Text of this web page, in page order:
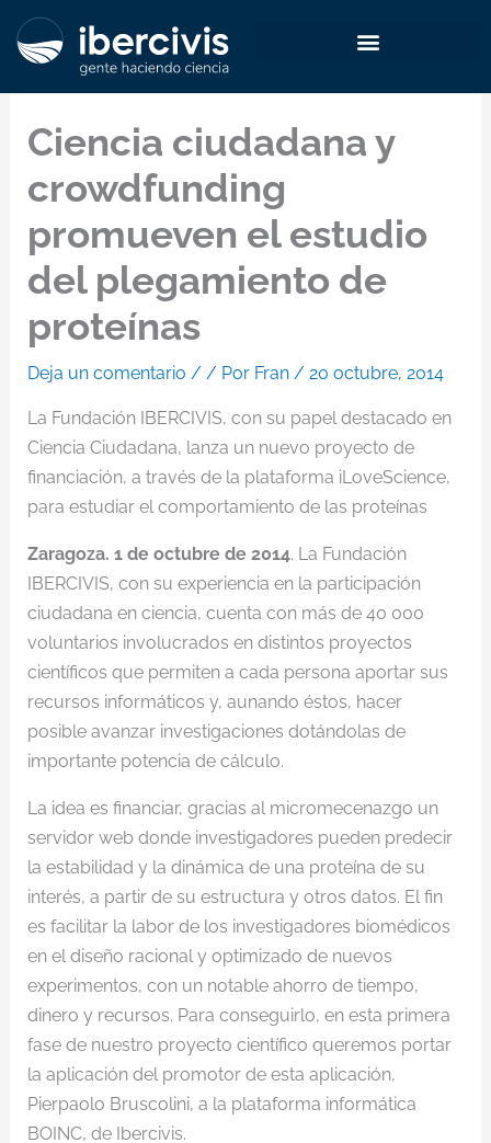
Ciencia ciudadana y
crowdfunding
promueven el estudio
del plegamiento de
proteínas
Deja un comentario / / Por Fran / 20 octubre, 2014
La Fundación IBERCIVIS, con su papel destacado en
Ciencia Ciudadana, lanza un nuevo proyecto de
financiación, a través de la plataforma iLoveScience,
para estudiar el comportamiento de las proteínas
Zaragoza. 1 de octubre de 2014. La Fundación
IBERCIVIS, con su experiencia en la participación
ciudadana en ciencia, cuenta con más de 40 000
voluntarios involucrados en distintos proyectos
científicos que permiten a cada persona aportar sus
recursos informáticos y, aunando éstos, hacer
posible avanzar investigaciones dotándolas de
importante potencia de cálculo.
La idea es financiar, gracias al micromecenazgo un
servidor web donde investigadores pueden predecir
la estabilidad y la dinámica de una proteína de su
interés, a partir de su estructura y otros datos. El fin
es facilitar la labor de los investigadores biomédicos
en el diseño racional y optimizado de nuevos
experimentos, con un notable ahorro de tiempo,
dinero y recursos. Para conseguirlo, en esta primera
fase de nuestro proyecto científico queremos portar
la aplicación del promotor de esta aplicación,
Pierpaolo Bruscolini, a la plataforma informática
BOINC, de Ibercivis.